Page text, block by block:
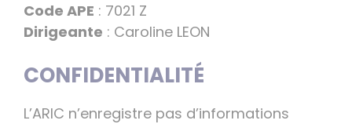
Code APE : 7021 Z
Dirigeante : Caroline LEON
CONFIDENTIALITÉ
L’ARIC n’enregistre pas d’informations